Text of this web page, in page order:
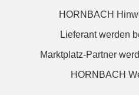
HORNBACH
Lieferant werden
Marktplatz-Partner
HORNBACH